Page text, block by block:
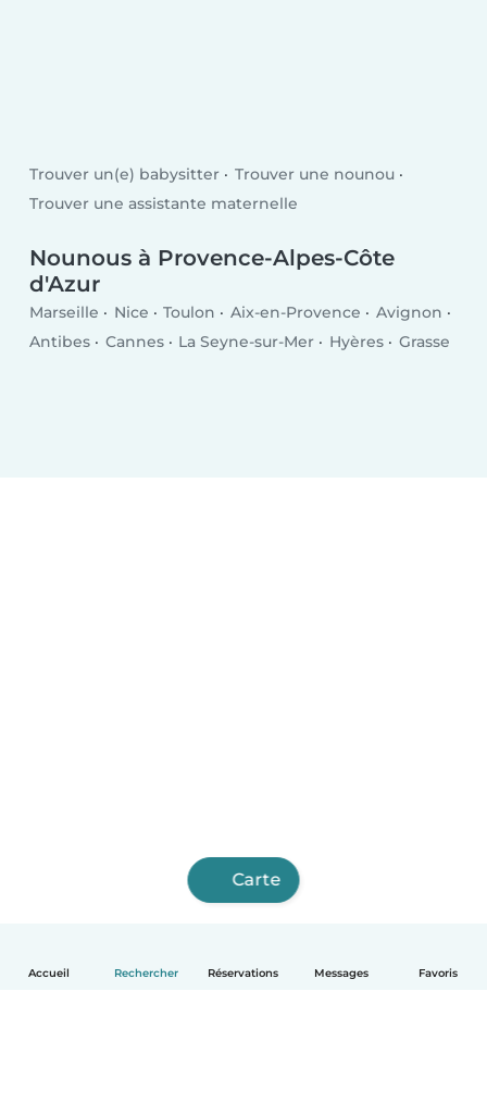
Accueil Rechercher Réservations Messages Favoris
Trouver un(e) babysitter
Trouver une nounou
Trouver une assistante maternelle
Nounous à Provence-Alpes-Côte
d'Azur
Marseille Nice Toulon Aix-en-Provence
Avignon
Antibes
Cannes La Seyne-sur-Mer Hyères Grasse
Carte